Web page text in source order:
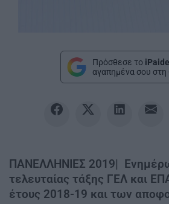
Πρόσθεσε το
αγαπημένα σου στη
ΠΑΝΕΛΛΗΝΙΕΣ 2019|
τελευταίας τάξης ΓΕΛ και
έτους 2018-19 και των